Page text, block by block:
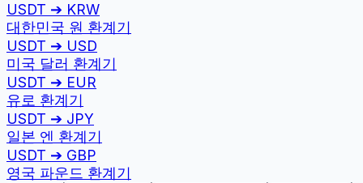
USDT ➔ KRW
대한민국 원 환계기
USDT ➔ USD
미국 달러 환계기
USDT ➔ EUR
유로 환계기
USDT ➔ JPY
일본 엔 환계기
USDT ➔ GBP
영국 파운드 환계기